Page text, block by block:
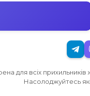
для всіх прихильників
Насолоджуйтесь